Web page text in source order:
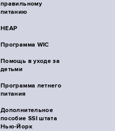
правильному
питанию
HEAP
Программа WIC
Помощь в уходе за
детьми
Программа летнего
питания
Дополнительное
пособие SSI штата
Нью-Йорк